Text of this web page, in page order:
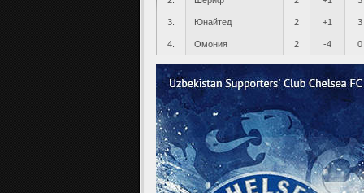
3. Юнайтед 2 +1 3
4. Омония 2 -4 0